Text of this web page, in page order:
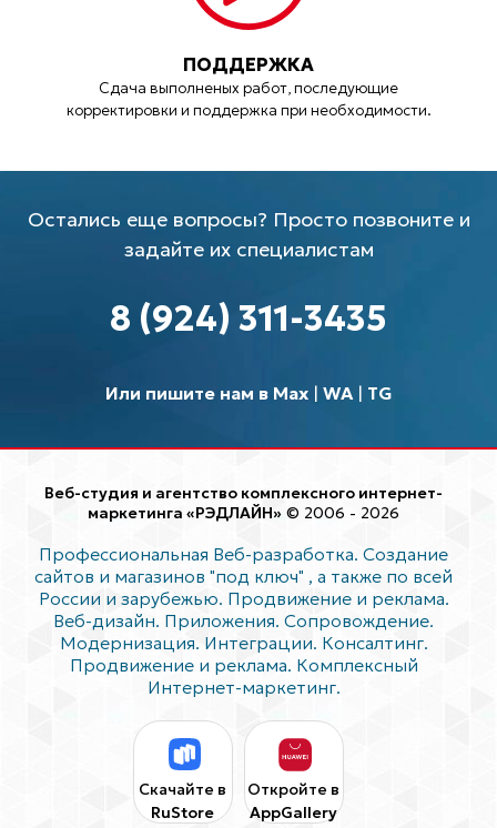
ПОДДЕРЖКА
Сдача выполненых работ, последующие
корректировки и поддержка при необходимости.
Остались еще вопросы? Просто позвоните и
задайте их специалистам
8 (924) 311-3435
Или пишите нам в Max| WA| TG
Веб-студия и агентство комплексного интернет-
маркетинга «РЭДЛАЙН» © 2006 - 2026
Профессиональная Веб-разработка. Создание
сайтов и магазинов "под ключ" , а также по всей
России и зарубежью. Продвижение и реклама.
Веб-дизайн. Приложения. Сопровождение.
Модернизация. Интеграции. Консалтинг.
Продвижение и реклама. Комплексный
Интернет-маркетинг.
Скачайте в
RuStore
Откройте в
AppGallery